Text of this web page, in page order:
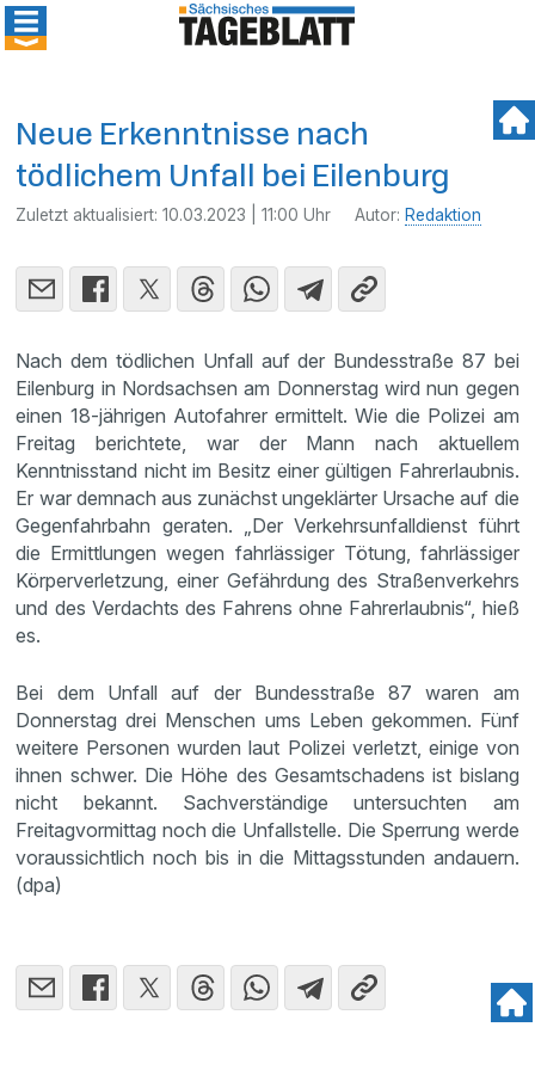
Neue Erkenntnisse nach
tödlichem Unfall bei Eilenburg
Zuletzt aktualisiert:10.03.2023 | 11:00 Uhr Autor: Redaktion
Nach dem tödlichen Unfall auf der Bundesstraße 87 bei
Eilenburg in Nordsachsen am Donnerstag wird nun gegen
einen 18-jährigen Autofahrer ermittelt. Wie die Polizei am
Freitag berichtete, war der Mann nach aktuellem
Kenntnisstand nicht im Besitz einer gültigen Fahrerlaubnis.
Er war demnach aus zunächst ungeklärter Ursache auf die
Gegenfahrbahn geraten. „Der Verkehrsunfalldienst führt
die Ermittlungen wegen fahrlässiger Tötung, fahrlässiger
Körperverletzung, einer Gefährdung des Straßenverkehrs
und des Verdachts des Fahrens ohne Fahrerlaubnis“, hieß
es.
Bei dem Unfall auf der Bundesstraße 87 waren am
Donnerstag drei Menschen ums Leben gekommen. Fünf
weitere Personen wurden laut Polizei verletzt, einige von
ihnen schwer. Die Höhe des Gesamtschadens ist bislang
nicht bekannt. Sachverständige untersuchten am
Freitagvormittag noch die Unfallstelle. Die Sperrung werde
voraussichtlich noch bis in die Mittagsstunden andauern.
(dpa)